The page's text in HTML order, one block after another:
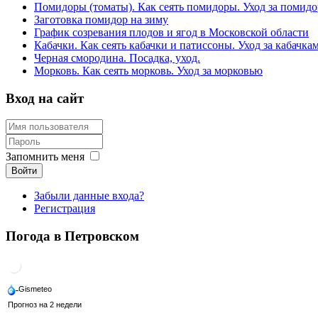
Помидоры (томаты). Как сеять помидоры. Уход за
Заготовка помидор на зиму
График созревания плодов и ягод в Московской области
Кабачки. Как сеять кабачки и патиссоны. Уход за
Черная смородина. Посадка, уход.
Морковь. Как сеять морковь. Уход за морковью
Вход на сайт
Запомнить меня
Войти
Забыли данные входа?
Регистрация
Погода в Петровском